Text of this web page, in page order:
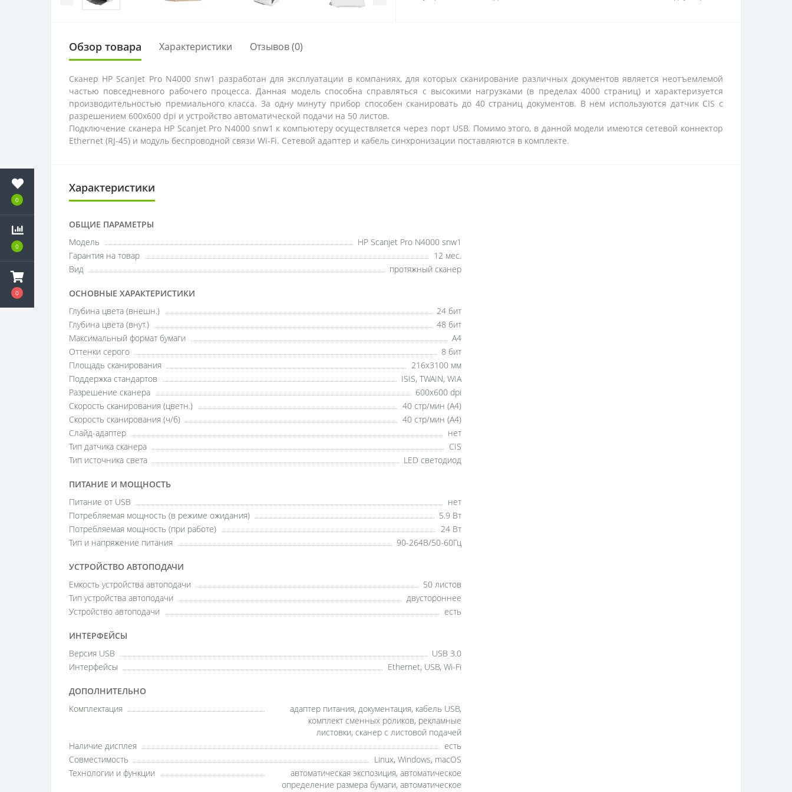
0
0
0
Обзор товара Характеристики Отзывов (0)
Сканер HP Scanjet Pro N4000 snw1 разработан для эксплуатации в компаниях, для которых сканирование различных документов является неотъемлемой
частью повседневного рабочего процесса. Данная модель способна справляться с высокими нагрузками (в пределах 4000 страниц) и характеризуется
производительностью премиального класса. За одну минуту прибор способен сканировать до 40 страниц документов. В нем используются датчик CIS с
разрешением 600x600 dpi и устройство автоматической подачи на 50 листов.
Подключение сканера HP Scanjet Pro N4000 snw1 к компьютеру осуществляется через порт USB. Помимо этого, в данной модели имеются сетевой коннектор
Ethernet (RJ-45) и модуль беспроводной связи Wi-Fi. Сетевой адаптер и кабель синхронизации поставляются в комплекте.
Характеристики
ОБЩИЕ ПАРАМЕТРЫ
Модель
HP Scanjet Pro N4000 snw1
Гарантия на товар
12 мес.
Вид
протяжный сканер
ОСНОВНЫЕ ХАРАКТЕРИСТИКИ
Глубина цвета (внешн.)
24 бит
Глубина цвета (внут.)
48 бит
Максимальный формат бумаги
A4
Оттенки серого
8 бит
Площадь сканирования
216x3100 мм
Поддержка стандартов
ISIS, TWAIN, WIA
Разрешение сканера
600x600 dpi
Скорость сканирования (цветн.)
40 стр/мин (А4)
Скорость сканирования (ч/б)
40 стр/мин (А4)
Слайд-адаптер
нет
Тип датчика сканера
CIS
Тип источника света
LED светодиод
ПИТАНИЕ И МОЩНОСТЬ
Питание от USB
нет
Потребляемая мощность (в режиме ожидания)
5.9 Вт
Потребляемая мощность (при работе)
24 Вт
Тип и напряжение питания
90-264В/50-60Гц
УСТРОЙСТВО АВТОПОДАЧИ
Емкость устройства автоподачи
50 листов
Тип устройства автоподачи
двустороннее
Устройство автоподачи
есть
ИНТЕРФЕЙСЫ
Версия USB
USB 3.0
Интерфейсы
Ethernet, USB, Wi-Fi
ДОПОЛНИТЕЛЬНО
Комплектация
адаптер питания, документация, кабель USB,
комплект сменных роликов, рекламные
листовки, сканер с листовой подачей
Наличие дисплея
есть
Совместимость
Linux, Windows, macOS
Технологии и функции
автоматическая экспозиция, автоматическое
определение размера бумаги, автоматическое